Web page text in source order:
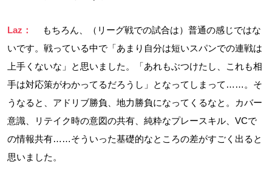
Laz：
もちろん、（リーグ戦での試合は）普通の感じではな
いです。戦っている中で「あまり自分は短いスパンでの連戦は
上手くないな」と思いました。「あれもぶつけたし、これも相
手は対応策がわかってるだろうし」となってしまって……。そ
うなると、アドリブ勝負、地力勝負になってくるなと。カバー
意識、リテイク時の意図の共有、純粋なプレースキル、VCで
の情報共有……そういった基礎的なところの差がすごく出ると
思いました。